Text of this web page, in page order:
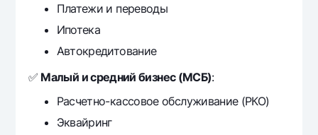
Платежи и переводы
Ипотека
Автокредитование
✅ Малый и средний бизнес (МСБ):
Расчетно-кассовое обслуживание (РКО)
Эквайринг